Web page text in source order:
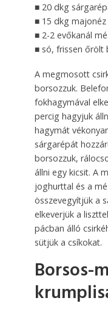
■ 20 dkg
■ 15 dkg majonéz
■ 2-2 evőkanál
■ só, frissen őrölt
A megmosott
borsozzuk.
fokhagymával
percig hagyjuk
hagymát
sárgarépát
borsozzuk,
állni egy kicsit. A
joghurttal és a
összevegyítjük a
elkeverjük a
pácban álló
sütjük a csíkokat.
Borsos-